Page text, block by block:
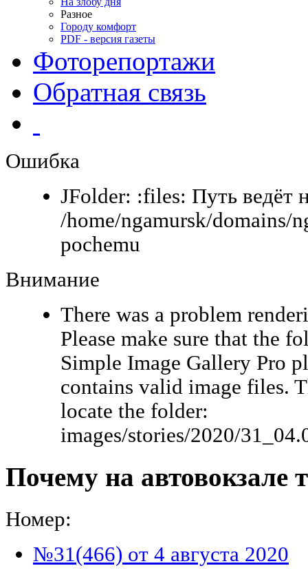
Разное
Городу комфорт
PDF - версия газеты
Фоторепортажи
Обратная связь
Ошибка
JFolder: :files: Путь ведёт
/home/ngamursk/domains/
pochemu
Внимание
There was a problem
Please make sure that the
Simple Image Gallery Pro
contains valid image files.
locate the folder:
images/stories/2020/
Почему на автовокзале
Номер:
№31(466) от 4 августа 2020